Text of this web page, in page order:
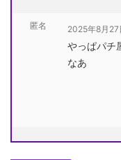
匿名 2025年8月27
やっぱパチ
なあ